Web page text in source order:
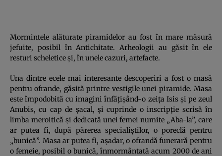
Mormintele alăturate piramidelor au fost în mare măsură
jefuite, posibil în Antichitate. Arheologii au găsit în ele
resturi scheletice şi, în unele cazuri, artefacte.
Una dintre ecele mai interesante descoperiri a fost o masă
pentru ofrande, găsită printre vestigile unei piramide. Masa
este împodobită cu imagini înfăţişând-o zeiţa Isis şi pe zeul
Anubis, cu cap de şacal, şi cuprinde o inscripţie scrisă în
limba meroitică şi dedicată unei femei numite „Aba-la”, care
ar putea fi, după părerea specialiştilor, o poreclă pentru
„bunică”. Masa ar putea fi, aşadar, o ofrandă funerară pentru
o femeie, posibil o bunică, înmormântată acum 2000 de ani